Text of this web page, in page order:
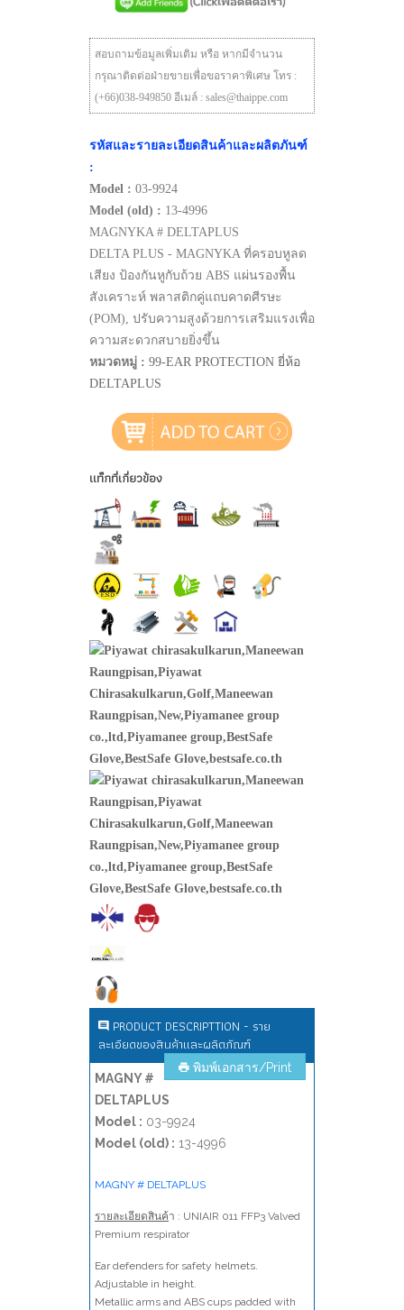
สอบถามข้อมูลเพิ่มเติม หรือ หากมีจำนวน
กรุณาติดต่อฝ่ายขายเพื่อขอราคาพิเศษ โทร :
(+66)038-949850 อีเมล์ : sales@thaippe.com
รหัสและรายละเอียดสินค้าและผลิตภันฑ์
:
Model : 03-9924
Model (old) : 13-4996
MAGNYKA # DELTAPLUS
DELTA PLUS - MAGNYKA ที่ครอบหูลด
เสียง ป้องกันหูกับถ้วย ABS แผ่นรองพื้น
สังเคราะห์ พลาสติกคู่แถบคาดศีรษะ
(POM), ปรับความสูงด้วยการเสริมแรงเพื่อ
ความสะดวกสบายยิ่งขึ้น
หมวดหมู่ : 99-EAR PROTECTION ยี่ห้อ
DELTAPLUS
แท็กที่เกี่ยวข้อง
PRODUCT DESCRIPTTION - ราย
ละเอียดของสินค้าและผลิตภัณฑ์
พิมพ์เอกสาร/Print
MAGNY #
DELTAPLUS
Model : 03-9924
Model (old) : 13-4996
MAGNY # DELTAPLUS
รายละเอียดสินค้า : UNIAIR 011 FFP3 Valved
Premium respirator
Ear defenders for safety helmets.
Adjustable in height.
Metallic arms and ABS cups padded with